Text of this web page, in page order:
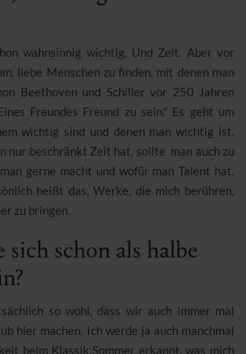
wahnsinnig wichtig. Und Zeit. Aber vor
liebe Menschen zu finden, mit denen man
Beethoven und Schiller vor 250 Jahren
Freundes Freund zu sein.“ Es geht um
wichtig sind und denen man wichtig ist.
nur beschränkt Zeit hat, sollte man auch zu
gerne macht und wofür man Talent hat.
heißt das, Werke, die mich berühren,
zu bringen.
sich schon als halbe
so wohl, dass wir auch immer mal
hier machen. Ich werde ja auch manchmal
beim Klassik:Sommer erkannt, was mich